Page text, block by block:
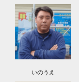
いのうえ